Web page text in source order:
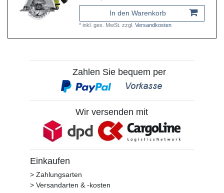
In den Warenkorb
*inkl. ges. MwSt. zzgl.Versandkosten
Zahlen Sie bequem per
Wir versenden mit
Einkaufen
> Zahlungsarten
> Versandarten & -kosten